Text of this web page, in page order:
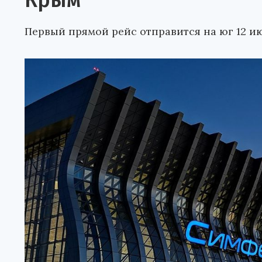
Первый прямой рейс отправится на юг 12